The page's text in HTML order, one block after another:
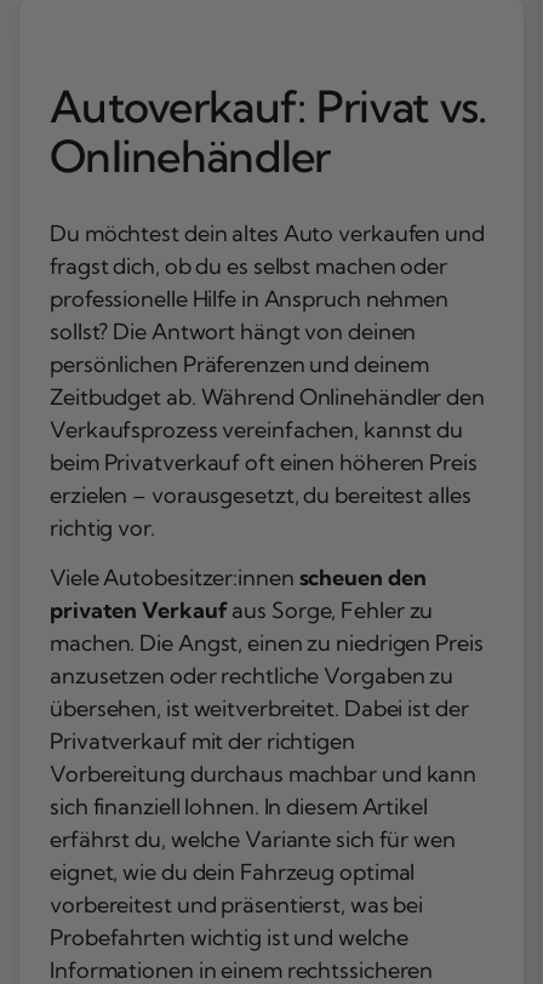
Autoverkauf: Privat vs.
Onlinehändler
Du möchtest dein altes Auto verkaufen und
fragst dich, ob du es selbst machen oder
professionelle Hilfe in Anspruch nehmen
sollst? Die Antwort hängt von deinen
persönlichen Präferenzen und deinem
Zeitbudget ab. Während Onlinehändler den
Verkaufsprozess vereinfachen, kannst du
beim Privatverkauf oft einen höheren Preis
erzielen – vorausgesetzt, du bereitest alles
richtig vor.
Viele Autobesitzer:innen scheuen den
privaten Verkaufaus Sorge, Fehler zu
machen. Die Angst, einen zu niedrigen Preis
anzusetzen oder rechtliche Vorgaben zu
übersehen, ist weitverbreitet. Dabei ist der
Privatverkauf mit der richtigen
Vorbereitung durchaus machbar und kann
sich finanziell lohnen. In diesem Artikel
erfährst du, welche Variante sich für wen
eignet, wie du dein Fahrzeug optimal
vorbereitest und präsentierst, was bei
Probefahrten wichtig ist und welche
Informationen in einem rechtssicheren